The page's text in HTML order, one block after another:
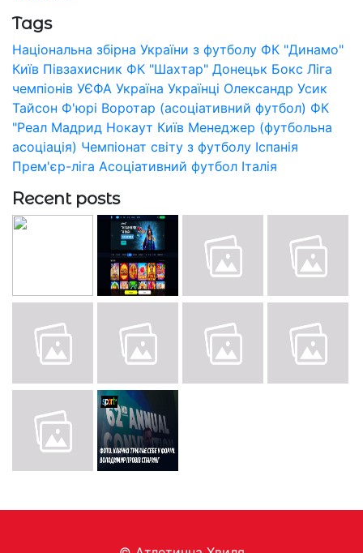
Tags
Національна збірна України з футболу ФК "Динамо"
Київ Півзахисник ФК "Шахтар" Донецьк Бокс Ліга
чемпіонів УЄФА Україна Українці Олександр Усик
Тайсон Ф'юрі Воротар (асоціативний футбол) ФК
"Реал Мадрид Нокаут Київ Менеджер (футбольна
асоціація) Чемпіонат світу з футболу Іспанія
Прем'єр-ліга Асоціативний футбол Італія
Recent posts